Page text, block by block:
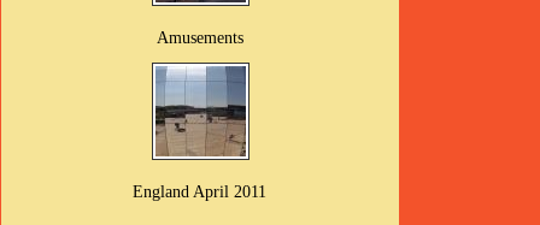
Amusements
England April 2011